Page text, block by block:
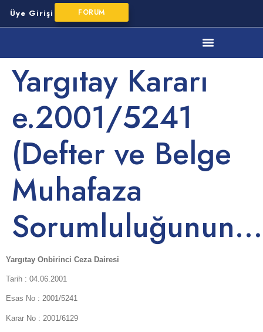
Üye Girişi FORUM
Yargıtay Kararı
e.2001/5241
(Defter ve Belge
Muhafaza
Yargıtay Onbirinci Ceza Dairesi
Tarih : 04.06.2001
Esas No : 2001/5241
Karar No : 2001/6129